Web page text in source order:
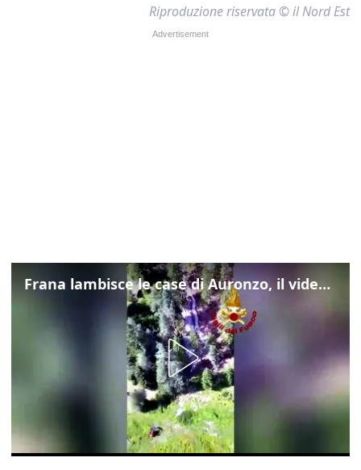
Riproduzione riservata © il Nord Est
Frana lambisce le case di Auronzo, il video dall'elicottero dei vigili del fuoco